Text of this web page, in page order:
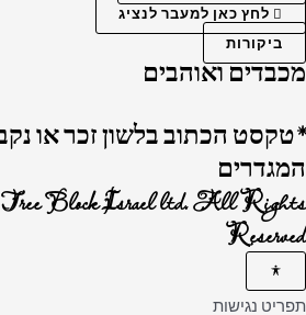
לחץ כאן למעבר לנציג
ביקורות
מכבדים ואוהבים
*טקסט הכתוב בלשון זכר או
המגדרים
Block Israel ltd. All Rights
Reserved
תפריט נגישות